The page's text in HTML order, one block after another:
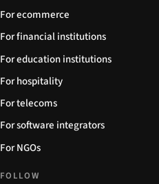
For ecommerce
For financial institutions
For education institutions
For hospitality
For telecoms
For software integrators
For NGOs
FOLLOW